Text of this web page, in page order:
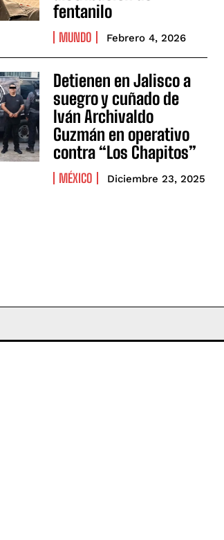
fentanilo
MUNDO Febrero 4, 2026
Detienen en Jalisco a
suegro y cuñado de
Iván Archivaldo
Guzmán en operativo
contra “Los Chapitos”
MÉXICO Diciembre 23, 2025